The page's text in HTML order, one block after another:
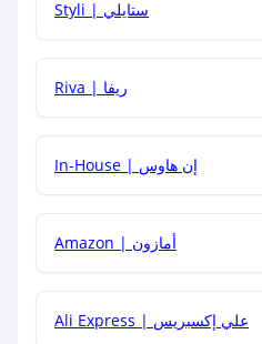
خصم مع العروض الأخرى؟
Styli | ستايلي
Riva | ريفا
In-House | إن هاوس
Amazon | أمازون
Ali Express | علي إكسبريس